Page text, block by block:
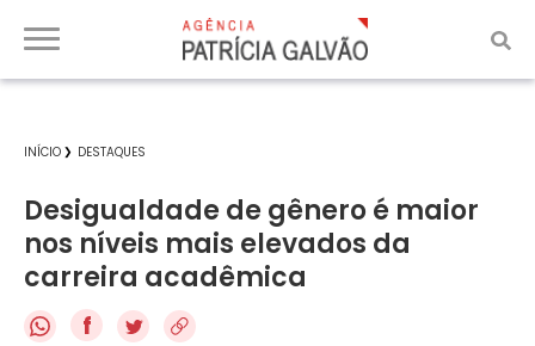
INÍCIO DESTAQUES
Desigualdade de gênero é maior
nos níveis mais elevados da
carreira acadêmica
f